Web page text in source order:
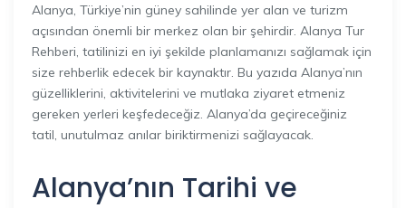
Alanya, Türkiye’nin güney sahilinde yer alan ve turizm
açısından önemli bir merkez olan bir şehirdir. Alanya Tur
Rehberi, tatilinizi en iyi şekilde planlamanızı sağlamak için
size rehberlik edecek bir kaynaktır. Bu yazıda Alanya’nın
güzelliklerini, aktivitelerini ve mutlaka ziyaret etmeniz
gereken yerleri keşfedeceğiz. Alanya’da geçireceğiniz
tatil, unutulmaz anılar biriktirmenizi sağlayacak.
Alanya’nın Tarihi ve